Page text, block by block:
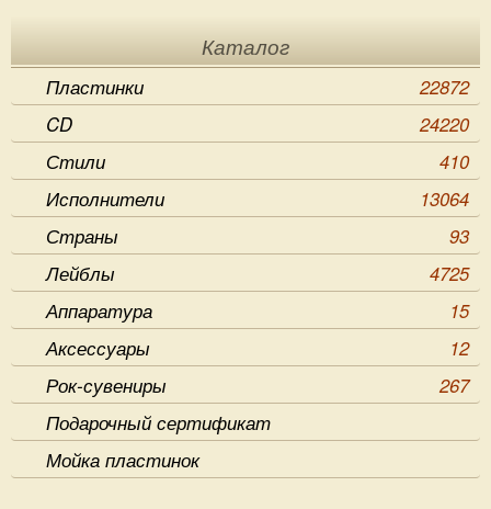
Каталог
Пластинки
22872
CD
24220
Стили
410
Исполнители
13064
Страны
93
Лейблы
4725
Аппаратура
15
Аксессуары
12
Рок-сувениры
267
Подарочный сертификат
Мойка пластинок